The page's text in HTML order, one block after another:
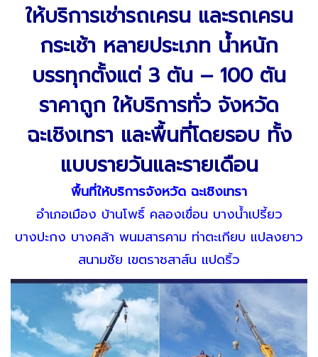
ให้บริการเช่ารถเครน และรถเครน
กระเช้า หลายประเภท น้ำหนัก
บรรทุกตั้งแต่ 3 ตัน – 100 ตัน
ราคาถูก ให้บริการทั่ว จังหวัด
ฉะเชิงเทรา และพื้นที่โดยรอบ ทั้ง
แบบรายวันและรายเดือน
พื้นที่ให้บริการจังหวัด ฉะเชิงเทรา
อำเภอเมือง บ้านโพธิ์ คลองเขื่อน บางน้ำเปรี้ยว
บางปะกง บางคล้า พนมสารคาม ท่าตะเกียบ แปลงยาว
สนามชัย เขตราชสาส์น แปดริ้ว